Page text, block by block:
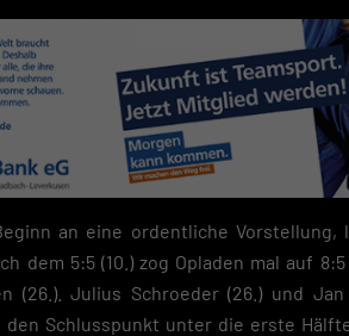
an eine ordentliche
dem 5:5 (10.) zog Opladen mal auf
(26.). Julius Schroeder (26.) und
den Schlusspunkt unter die erste